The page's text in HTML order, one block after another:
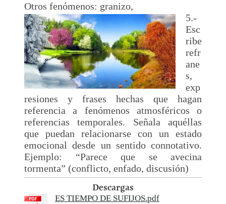
Otros fenómenos: granizo,
5.-
Esc
ribe
refr
ane
s,
exp
resiones y frases hechas que hagan
referencia a fenómenos atmosféricos o
referencias temporales. Señala aquéllas
que puedan relacionarse con un estado
emocional desde un sentido connotativo.
Ejemplo: “Parece que se avecina
tormenta” (conflicto, enfado, discusión)
Descargas
ES TIEMPO DE SUFIJOS.pdf